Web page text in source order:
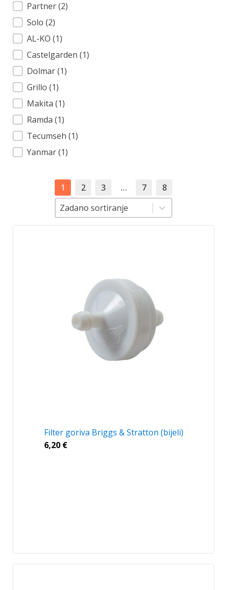
Partner(2)
Solo (2)
AL-KO (1)
Castelgarden (1)
Dolmar(1)
Grillo (1)
Makita (1)
Ramda (1)
Tecumseh (1)
Yanmar(1)
1 2 3 … 7
8
Sortiranje
Zadano sortiranje
Sortiranje
Filter goriva Briggs & Stratton (bijeli)
6,20 €